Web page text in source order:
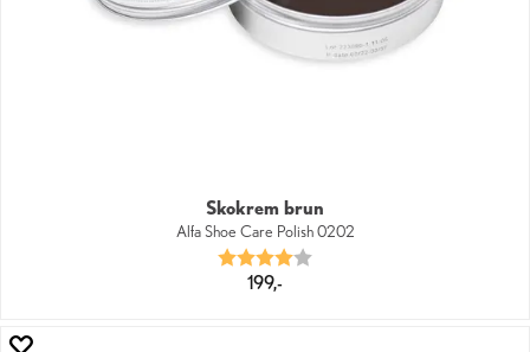
Skokrem brun
Alfa Shoe Care Polish 0202
Karakter:
199,-